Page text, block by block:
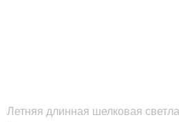
Летняя длинная шелковая